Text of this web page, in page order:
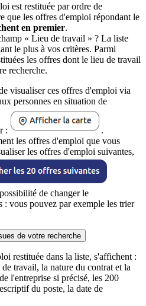
est restituée par ordre de
que les offres d'emploi répondant le
en premier.
« Lieu de travail » ? La liste
le plus à vos critères. Parmi
les offres dont le lieu de travail
recherche.
visualiser ces offres d'emploi via
personnes en situation de
:
.
les offres d'emploi que vous
les offres d'emploi suivantes,
de changer le
: vous pouvez par exemple les trier
de votre recherche
restituée dans la liste, s'affichent :
travail, la nature du contrat et la
l'entreprise si précisé, les 200
du poste, la date de